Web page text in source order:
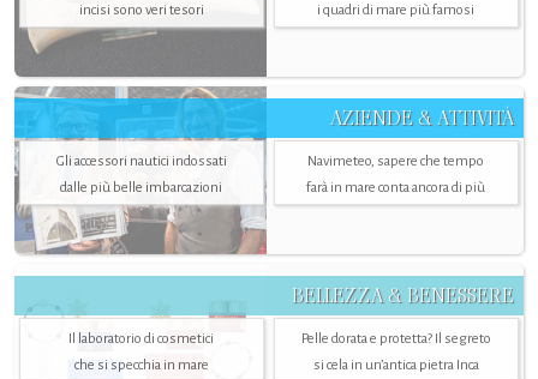
incisi sono veri tesori
i quadri di mare più famosi
AZIENDE & ATTIVITÀ
Gli accessori nautici indossati
dalle più belle imbarcazioni
Navimeteo, sapere che tempo
farà in mare conta ancora di più
BELLEZZA & BENESSERE
Il laboratorio di cosmetici
che si specchia in mare
Pelle dorata e protetta? Il segreto
si cela in un’antica pietra Inca